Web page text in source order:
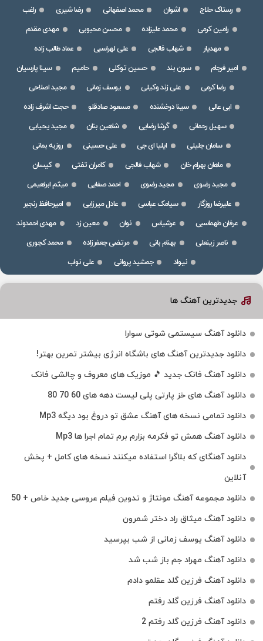
رستاک حلاج اشوان محمد اصفهانی رضا شیری
راغب
رامین کرمی
محمد علیزاده محسن محبوبی
مهدی مقدم
مهدیار
شهاب فالجی علی لهراسبی
عماد طالب زاده
امیر فرجام
سون بند حسین توکلی حامیم
سینا پارسیان
رضا کرمی
علی زند وکیلی یوسف زمانی
مجید اصلاحی
ابی عالی
سینا درخشنده مسعود صادقلو
حجت اشرف زاده
سهیل رحمانی
گرشا رضایی شاهین بنان
مجید یحیایی
سامان جلیلی
ایلیا ای جی علی حسینی
روزبه بمانی
ماهان بهرام خان
شهاب فالجی کامران تفتی
کیسان
مجید رضوی
مجید رضوی احمد صفایی
میثم ابراهیمی
علیرضا روزگار
سیامک عباسی عادل میرزایی
امیرحافظ رنجبر
عرفان طهماسبی
عرشیاس نوان معین زد
مهدی احمدوند
ناصر زینعلی
بهنام بانی مرتضی جعفرزاده
محمد کجوری
نیواد
جمشید پروانی علی نواب
جدیدترین آهنگ ها
دانلود آهنگ سیستمی شوتی سوارا
دانلود جدیدترین آهنگ‌ های باشگاه انرژی بیشتر تمرین بهتر!
دانلود آهنگ فانک جدید 🎵 موزیک‌ های معروف و چالشی فانک
دانلود آهنگ های خز پارتی پلی لیست دهه های 60 70 80
دانلود تمامی نسخه های آهنگ عشق تو دروغ بود دیگه Mp3
دانلود آهنگ همش تو فکرمه بزارم برم تمام اجرا ها Mp3
دانلود آهنگای که بلاگرا استفاده میکنند نسخه های کامل + پخش
آنلاین
دانلود مجموعه آهنگ مونتاژ و تدوین فیلم عروسی جدید خاص + 50
دانلود آهنگ میثاق راد دختر شمرون
دانلود آهنگ یوسف زمانی از شب بپرسید
دانلود آهنگ مهراد جم باز شب شد
دانلود آهنگ فرزین گلد عقلمو دادم
دانلود آهنگ فرزین گلد رفتم
دانلود آهنگ فرزین گلد رفتم 2